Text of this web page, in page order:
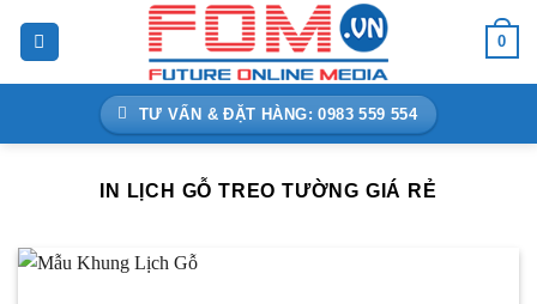
0
TƯ VẤN & ĐẶT HÀNG: 0983 559 554
IN LỊCH GỖ TREO TƯỜNG GIÁ RẺ